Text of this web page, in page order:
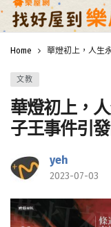
Home 華燈初上，人生
文教
華燈初上，
子王事件引
yeh
2023-07-03